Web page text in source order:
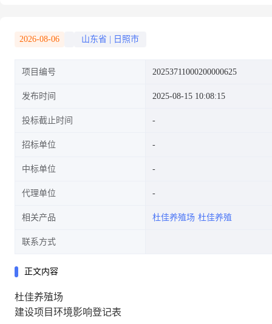
2026-08-06 山东省 日照市
项目编号 20253711000200000625
发布时间 2025-08-15 10:08:15
投标截止时间
招标单位
中标单位
代理单位
相关产品 杜佳养殖场 杜佳养殖
联系方式
正文内容
杜佳养殖场
建设项目环境影响登记表